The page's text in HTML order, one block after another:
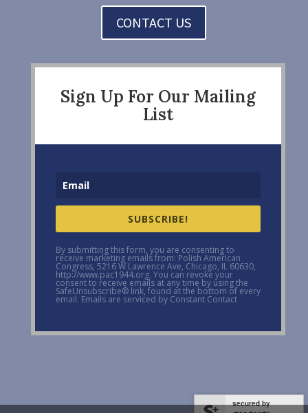
CONTACT US
Sign Up For Our Mailing
List
SUBSCRIBE!
By submitting this form, you are consenting to
receive marketing emails from: Polish American
Congress, 5216 W Lawrence Ave, Chicago, IL 60630,
http://www.pac1944.org. You can revoke your
consent to receive emails at any time by using the
SafeUnsubscribe® link, found at the bottom of every
email. Emails are serviced by Constant Contact
secured by